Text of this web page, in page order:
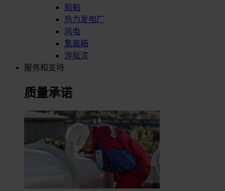
船舶
热力发电厂
风电
集装箱
游艇漆
服务和支持
质量承诺